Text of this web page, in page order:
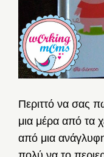
Περιττό να σας
μια μέρα από τα
από μια